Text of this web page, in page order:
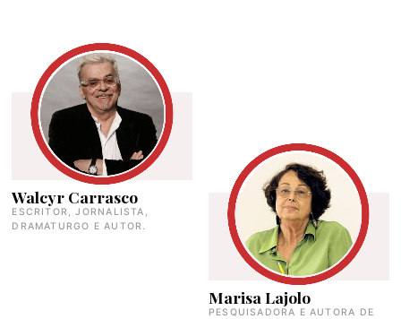
Walcyr Carrasco
ESCRITOR, JORNALISTA,
DRAMATURGO E AUTOR.
Marisa Lajolo
PESQUISADORA E AUTORA DE